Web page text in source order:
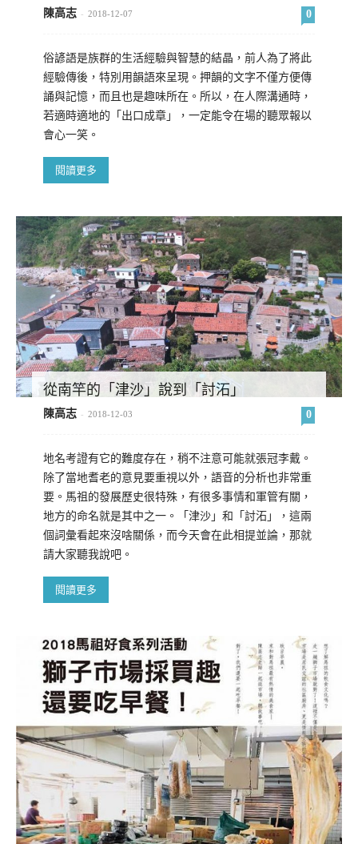
陳高志 - 2018-12-07 0
俗諺語是族群的生活經驗與智慧的結晶，前人為了將此
經驗傳後，特別用韻語來呈現。押韻的文字不僅方便傳
誦與記憶，而且也是趣味所在。所以，在人際溝通時，
若適時適地的「出口成章」，一定能令在場的聽眾報以
會心一笑。
閱讀更多
從南竿的「津沙」說到「討沰」
陳高志 - 2018-12-03 0
地名考證有它的難度存在，稍不注意可能就張冠李戴。
除了當地耆老的意見要重視以外，語音的分析也非常重
要。馬祖的發展歷史很特殊，有很多事情和軍管有關，
地方的命名就是其中之一。「津沙」和「討沰」，這兩
個詞彙看起來沒啥關係，而今天會在此相提並論，那就
請大家聽我說吧。
閱讀更多